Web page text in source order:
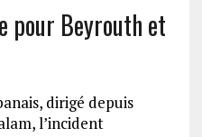
pour Beyrouth et
dirigé depuis
l’incident